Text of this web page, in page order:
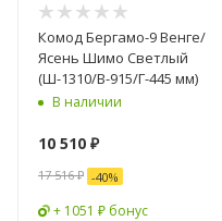
Комод Бергамо-9 Венге/
Ясень Шимо Светлый
(Ш-1310/В-915/Г-445 мм)
В наличии
10 510 ₽
17 516₽ -40%
+ 1051 ₽ бонус